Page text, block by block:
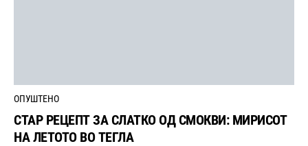
ОПУШТЕНО
СТАР РЕЦЕПТ ЗА СЛАТКО ОД СМОКВИ: МИРИСОТ
НА ЛЕТОТО ВО ТЕГЛА